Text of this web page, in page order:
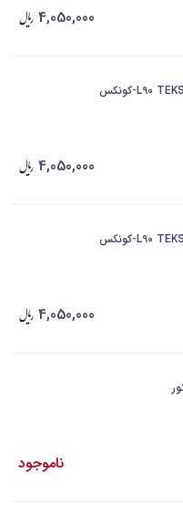
4,050,000
4,050,000
4,050,000
ناموجود